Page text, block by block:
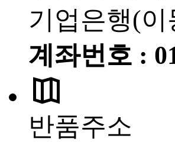
기업은행(이
계좌번호 :
반품주소